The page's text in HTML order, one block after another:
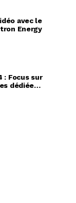
avec le
Energy
: Focus sur
dédiées